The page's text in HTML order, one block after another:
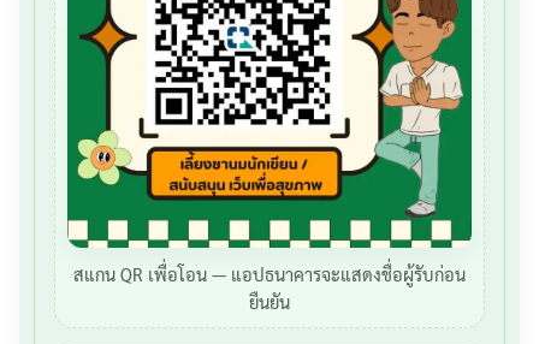
สแกน QR เพื่อโอน — แอปธนาคารจะแสดงชื่อผู้รับก่อน
ยืนยัน